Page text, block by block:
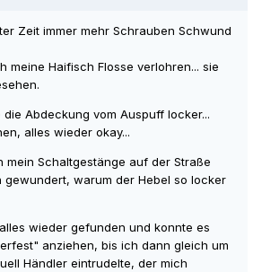
Zeit immer mehr Schrauben Schwund
meine Haifisch Flosse verlohren... sie
Abdeckung vom Auspuff locker...
alles wieder okay...
mein Schaltgestänge auf der Straße
gewundert, warum der Hebel so locker
wieder gefunden und konnte es
anziehen, bis ich dann gleich um
Händler eintrudelte, der mich